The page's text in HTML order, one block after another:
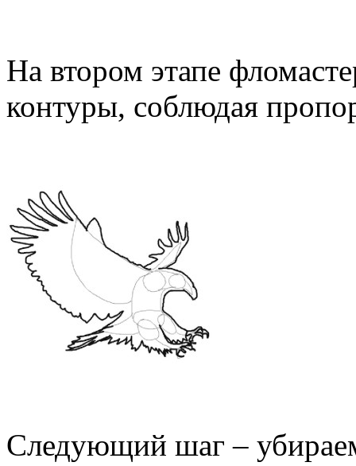
На втором этапе
контуры, соблюдая
Следующий шаг –